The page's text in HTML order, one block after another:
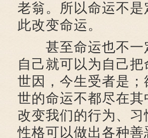
老翁。所以命运不
此改变命运。
甚至命运也不一
自己就可以为自己
世因，今生受者是
世的命运不都尽在
改变我们的行为、
性格可以做出各种